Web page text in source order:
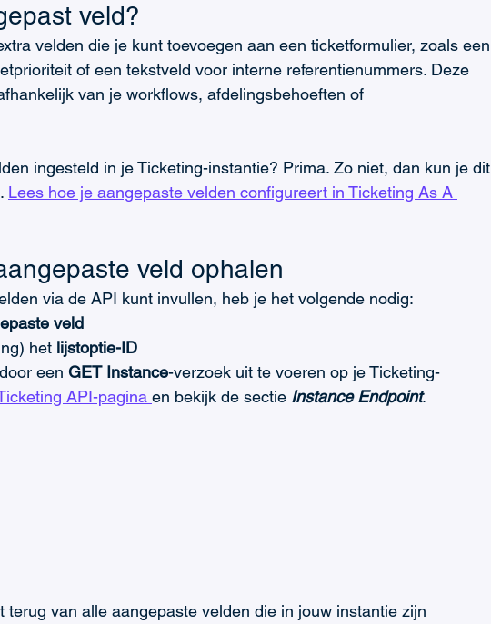
veld?
velden die je kunt toevoegen aan een ticketformulier, zoals een
of een tekstveld voor interne referentienummers. Deze
van je workflows, afdelingsbehoeften of
ingesteld in je Ticketing-instantie? Prima. Zo niet, dan kun je dit
Lees hoe je aangepaste velden configureert in Ticketing As A
veld ophalen
via de API kunt invullen, heb je het volgende nodig:
veld
het lijstoptie-ID
een GET Instance-verzoek uit te voeren op je Ticketing-
API-pagina en bekijk de sectie Instance Endpoint.
terug van alle aangepaste velden die in jouw instantie zijn